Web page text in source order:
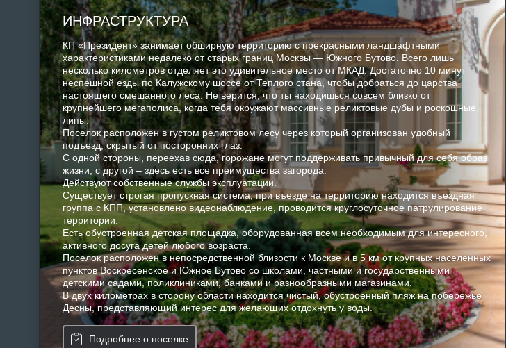
ИНФРАСТРУКТУРА
КП «Президент» занимает обширную территорию с прекрасными ландшафтными
характеристиками недалеко от старых границ Москвы — Южного Бутово. Всего лишь
несколько километров отделяет это удивительное место от МКАД. Достаточно 10 минут
неспешной езды по Калужскому шоссе от Теплого стана, чтобы добраться до царства
настоящего смешанного леса. Не верится, что ты находишься совсем близко от
крупнейшего мегаполиса, когда тебя окружают массивные реликтовые дубы и роскошные
липы.
Поселок расположен в густом реликтовом лесу через который организован удобный
подъезд, скрытый от посторонних глаз.
С одной стороны, переехав сюда, горожане могут поддерживать привычный для себя образ
жизни, с другой – здесь есть все преимущества загорода.
Действуют собственные службы эксплуатации.
Существует строгая пропускная система, при въезде на территорию находится въездная
группа с КПП, установлено видеонаблюдение, проводится круглосуточное патрулирование
территории.
Есть обустроенная детская площадка, оборудованная всем необходимым для интересного,
активного досуга детей любого возраста.
Поселок расположен в непосредственной близости к Москве и в 5 км от крупных населенных
пунктов Воскресенское и Южное Бутово со школами, частными и государственными
детскими садами, поликлиниками, банками и разнообразными магазинами.
В двух километрах в сторону области находится чистый, обустроенный пляж на побережье
Десны, представляющий интерес для желающих отдохнуть у воды.
Подробнее о поселке